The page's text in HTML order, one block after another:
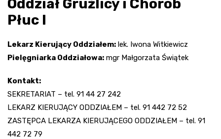
Oddział Gruźlicy i Chorób
Płuc I
Lekarz Kierujący Oddziałem: lek. Iwona Witkiewicz
Pielęgniarka Oddziałowa: mgr Małgorzata Świątek
Kontakt:
SEKRETARIAT – tel. 91 44 27 242
LEKARZ KIERUJĄCY ODDZIAŁEM – tel. 91 442 72 52
ZASTĘPCA LEKARZA KIERUJĄCEGO ODDZIAŁEM – tel. 91
442 72 79